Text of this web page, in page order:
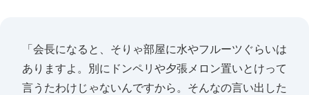
「会長になると、そりゃ部屋に水やフルーツぐらいは
ありますよ。別にドンペリや夕張メロン置いとけって
言うたわけじゃないんですから。そんなの言い出した